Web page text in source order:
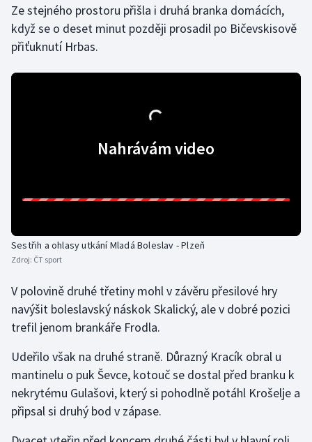
Lezení
Lyže a snowboard
Plážový volejbal
Ragby
Rychlobruslení
Rychlostní kanoistika
Short track
Sportovní střelba
Ze stejného prostoru přišla i druhá branka domácích,
když se o deset minut později prosadil po Bičevskisově
přiťuknutí Hrbas.
Nahrávám video
Sestřih a ohlasy utkání Mladá Boleslav - Plzeň
Zdroj: ČT sport
V polovině druhé třetiny mohl v závěru přesilové hry
navýšit boleslavský náskok Skalický, ale v dobré pozici
trefil jenom brankáře Frodla.
Udeřilo však na druhé straně. Důrazný Kracík obral u
mantinelu o puk Ševce, kotouč se dostal před branku k
nekrytému Gulašovi, který si pohodlně potáhl Krošelje a
připsal si druhý bod v zápase.